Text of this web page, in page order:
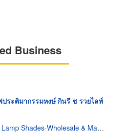
Business
ระติมากรรมหงษ์ กินรี ช รวยไลท์
Lamp Shades-Wholesale & Manufacturers